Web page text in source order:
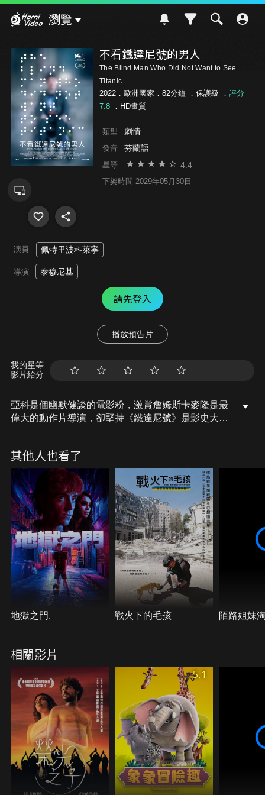
瀏覽
不看鐵達尼號的男人
The Blind Man Who Did Not Want to See
Titanic
2022．歐洲國家．82分鐘 ． 保護級 ． 評分
7.8．HD畫質
類型 劇情
發音 芬蘭語
星等 4.4
下架時間 2029年05月30日
演員 佩特里波科萊寧
導演 泰穆尼基
請先登入
播放預告片
我的星等
影片給分
亞科是個幽默健談的電影粉，激賞詹姆斯卡麥隆是最
偉大的動作片導演，卻堅持《鐵達尼號》是影史大爛
便如此，滿室的DVD是他珍貴的遺產，就連定時上門
的居家服務員也被他虧為《戰慄遊戲》裡的恐怖女看
護。他一心愛著一位女網友，和她暢聊電影、隔空共
舞是病痛人生中的小確幸。某日，同病相憐的希爾帕
由於病情惡化、心情DOWN到谷底，亞科決定為愛展
開一趟「英雄旅程」。搭火車只要一個小時的旅程，
對他來說猶如千山萬水。他要如何排除萬難去“見”她
一面呢？
其他人也看了
地獄之門. 戰火下的毛孩 陌路姐妹
相關影片
5.1